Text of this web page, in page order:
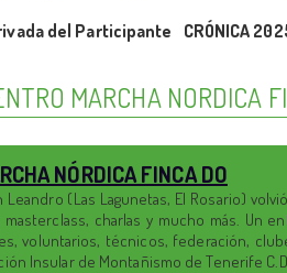
del Participante CRÓNICA
MARCHA NORDICA
NÓRDICA FINCA DO
Leandro (Las Lagunetas, El Rosario)
charlas y mucho más. Un
voluntarios, técnicos, federación,
Insular de Montañismo de Tenerife